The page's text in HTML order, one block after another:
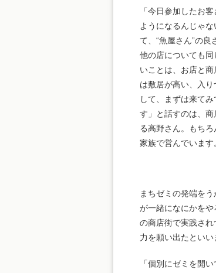
「今日参加したお
ようになるんじゃ
て、“魚屋さん”の良
他の店についても
いことは、お店と
は敷居が高い、入
して、まずは来て
す」と話すのは、
る高野さん。もち
家族で営んでいます
まちゼミの発端を
が一緒になにかを
の商店街で実践さ
力を願い出たといい
「個別にゼミを開